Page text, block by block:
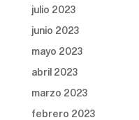
julio 2023
junio 2023
mayo 2023
abril 2023
marzo 2023
febrero 2023